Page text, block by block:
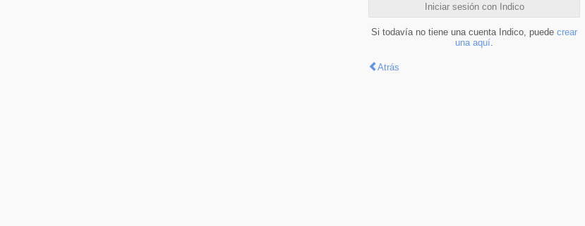
Iniciar sesión con Indico
Si todavía no tiene una cuenta Indico, puede crear
una aquí
Atrás